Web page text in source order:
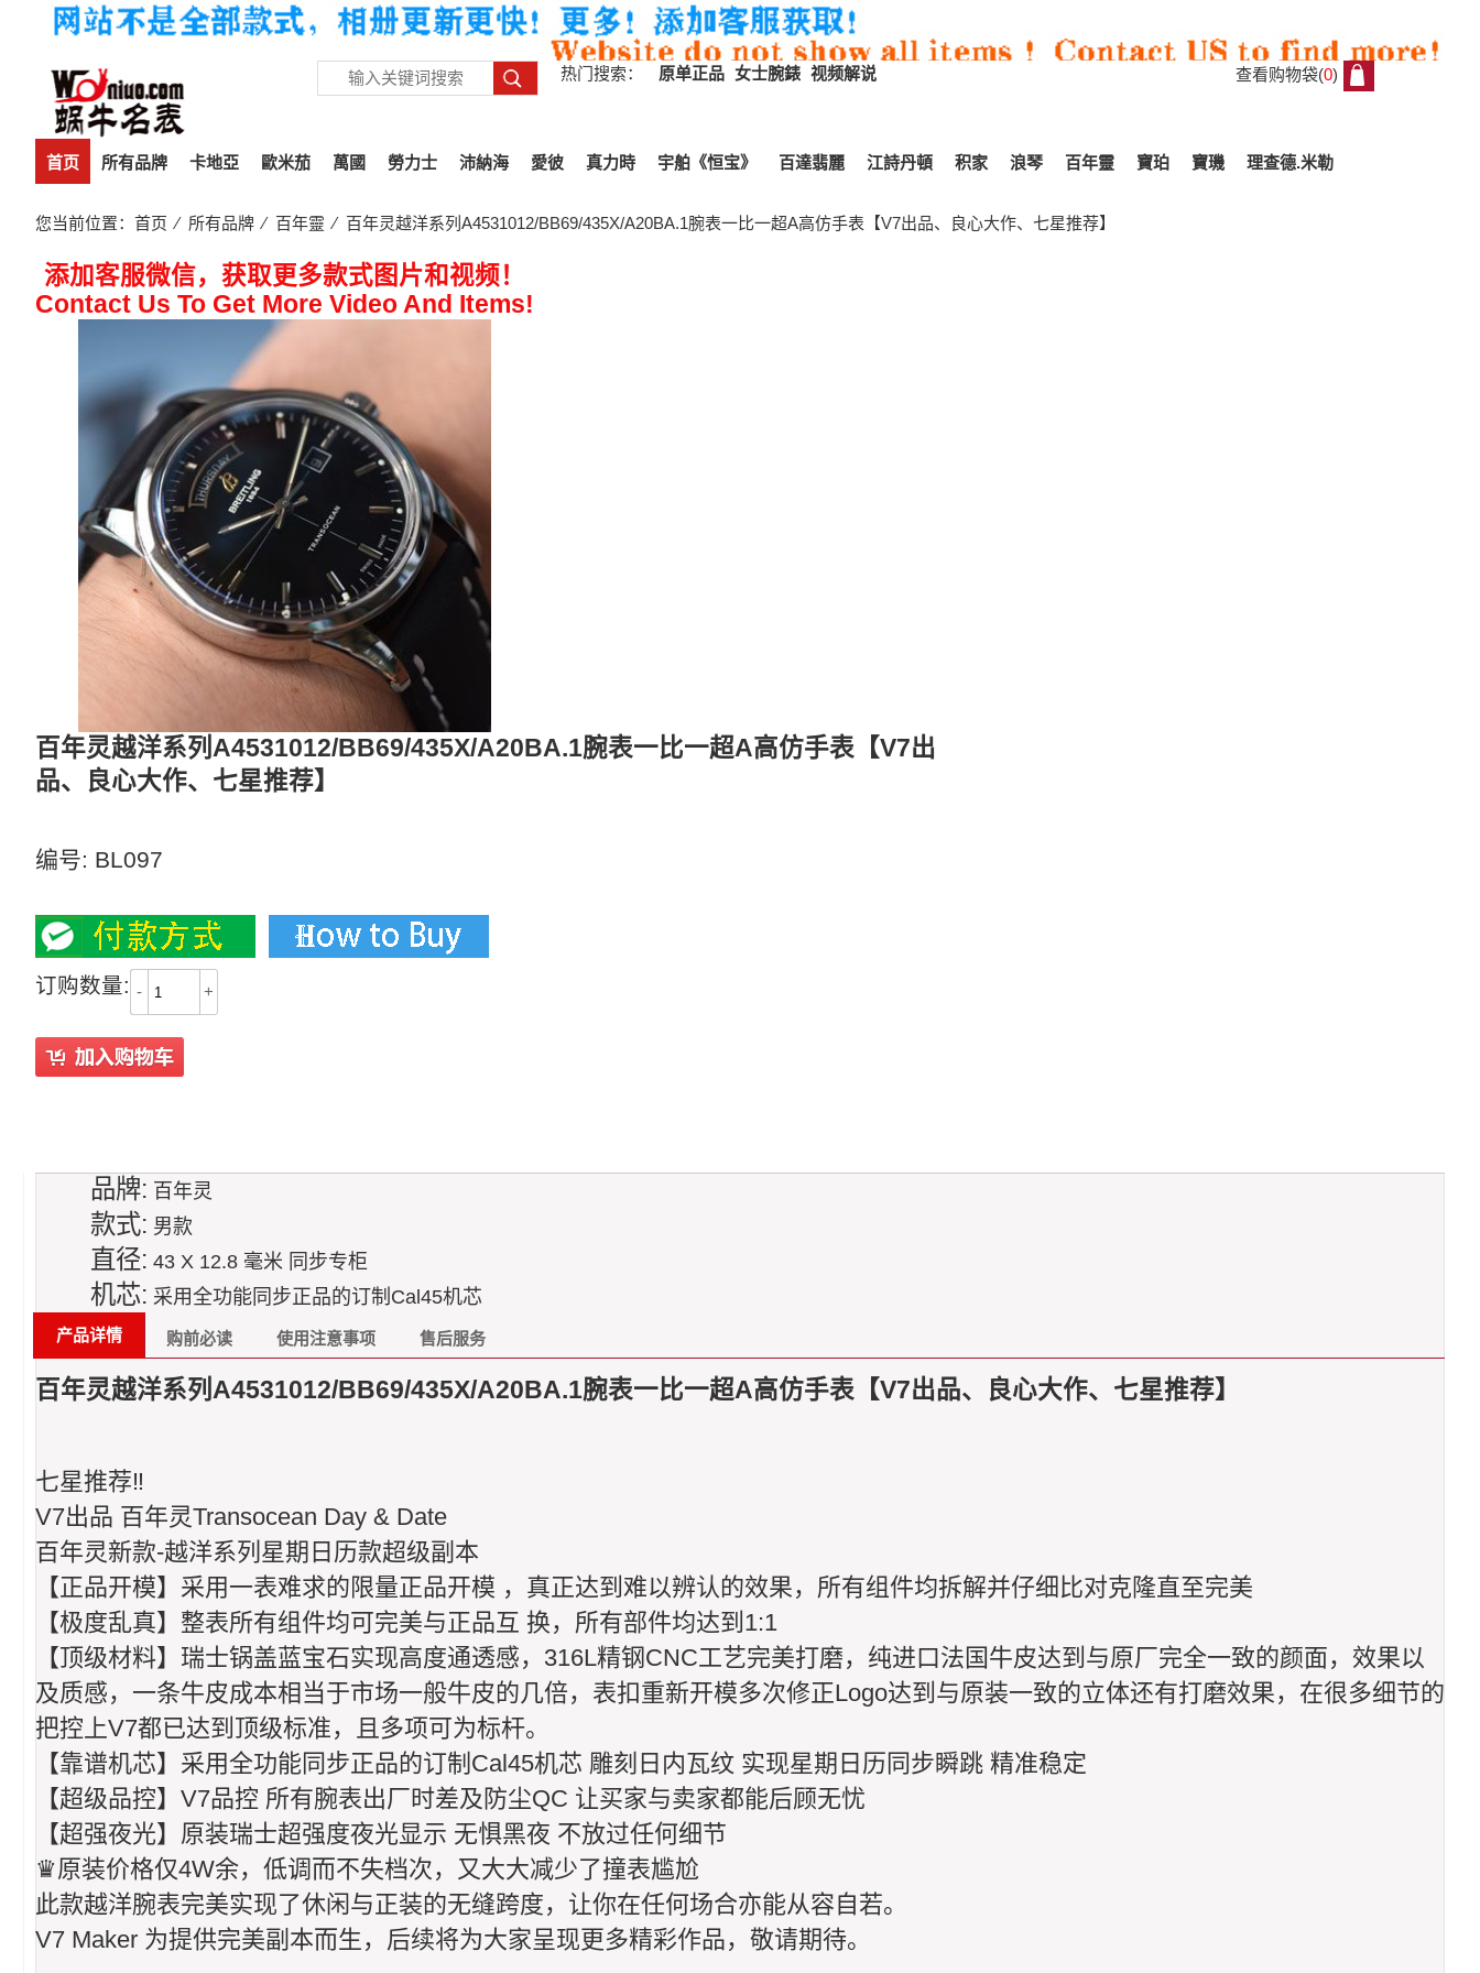
热门搜索： 原单正品 女士腕錶 视频解说 查看购物袋(0)
首页 所有品牌 卡地亞 歐米茄 萬國 勞力士 沛納海 愛彼 真力時 宇舶《恒宝》 百達翡麗 江詩丹頓 积家 浪琴 百年靈 寶珀 寶璣 理查德.米勒
您当前位置： 首页 ⁄ 所有品牌 ⁄ 百年靈 ⁄ 百年灵越洋系列A4531012/BB69/435X/A20BA.1腕表一比一超A高仿手表【V7出品、良心大作、七星推荐】
添加客服微信，获取更多款式图片和视频！
Contact Us To Get More Video And Items!
百年灵越洋系列A4531012/BB69/435X/A20BA.1腕表一比一超A高仿手表【V7出
品、良心大作、七星推荐】
编号: BL097
订购数量: - +
品牌: 百年灵
款式: 男款
直径: 43 X 12.8 毫米 同步专柜
机芯: 采用全功能同步正品的订制Cal45机芯
产品详情 购前必读 使用注意事项 售后服务
百年灵越洋系列A4531012/BB69/435X/A20BA.1腕表一比一超A高仿手表【V7出品、良心大作、七星推荐】
七星推荐‼️
V7出品 百年灵Transocean Day & Date
百年灵新款-越洋系列星期日历款超级副本
【正品开模】采用一表难求的限量正品开模 ，真正达到难以辨认的效果，所有组件均拆解并仔细比对克隆直至完美
【极度乱真】整表所有组件均可完美与正品互 换，所有部件均达到1:1
【顶级材料】瑞士锅盖蓝宝石实现高度通透感，316L精钢CNC工艺完美打磨，纯进口法国牛皮达到与原厂完全一致的颜面，效果以
及质感，一条牛皮成本相当于市场一般牛皮的几倍，表扣重新开模多次修正Logo达到与原装一致的立体还有打磨效果，在很多细节的
把控上V7都已达到顶级标准，且多项可为标杆。
【靠谱机芯】采用全功能同步正品的订制Cal45机芯 雕刻日内瓦纹 实现星期日历同步瞬跳 精准稳定
【超级品控】V7品控 所有腕表出厂时差及防尘QC 让买家与卖家都能后顾无忧
【超强夜光】原装瑞士超强度夜光显示 无惧黑夜 不放过任何细节
♛原装价格仅4W余，低调而不失档次，又大大减少了撞表尴尬
此款越洋腕表完美实现了休闲与正装的无缝跨度，让你在任何场合亦能从容自若。
V7 Maker 为提供完美副本而生，后续将为大家呈现更多精彩作品，敬请期待。